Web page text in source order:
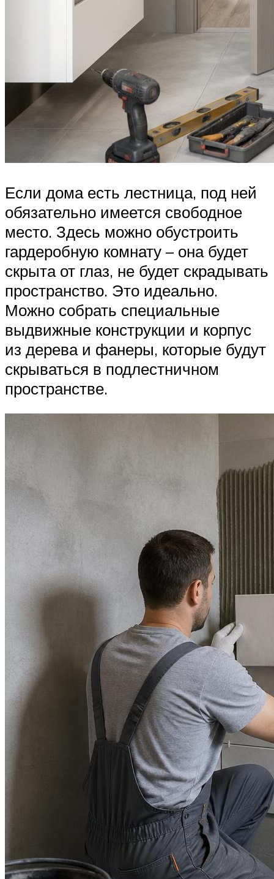
Если дома есть лестница, под ней
обязательно имеется свободное
место. Здесь можно обустроить
гардеробную комнату – она будет
скрыта от глаз, не будет скрадывать
пространство. Это идеально.
Можно собрать специальные
выдвижные конструкции и корпус
из дерева и фанеры, которые будут
скрываться в подлестничном
пространстве.